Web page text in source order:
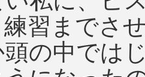
習までさ
の中では